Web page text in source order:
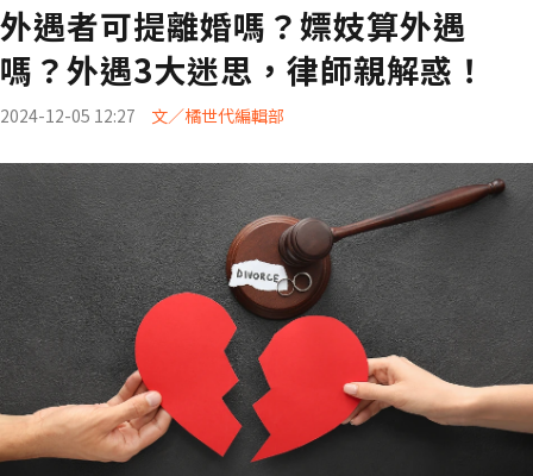
外遇者可提離婚嗎？嫖妓算外遇
嗎？外遇3大迷思，律師親解惑！
2024-12-05 12:27 文／橘世代編輯部